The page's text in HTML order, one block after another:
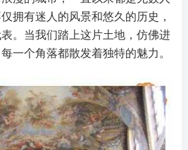
拥有迷人的风景和悠久的历史，
。当我们踏上这片土地，仿佛进
一个角落都散发着独特的魅力。